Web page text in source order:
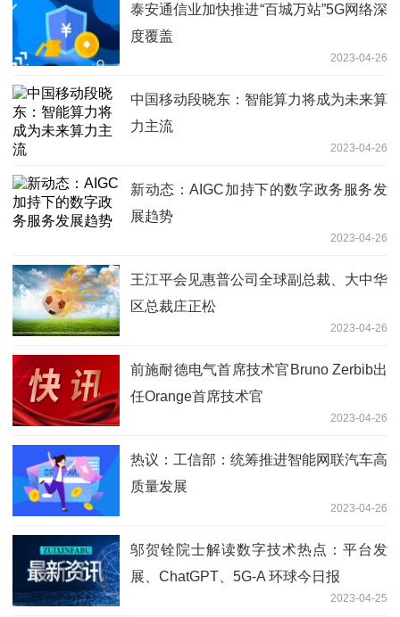
泰安通信业加快推进“百城万站”5G网络深
度覆盖
2023-04-26
中国移动段晓东：智能算力将成为未来算
力主流
2023-04-26
新动态：AIGC加持下的数字政务服务发
展趋势
2023-04-26
王江平会见惠普公司全球副总裁、大中华
区总裁庄正松
2023-04-26
前施耐德电气首席技术官Bruno Zerbib出
任Orange首席技术官
2023-04-26
热议：工信部：统筹推进智能网联汽车高
质量发展
2023-04-26
邬贺铨院士解读数字技术热点：平台发
展、ChatGPT、5G-A 环球今日报
2023-04-25